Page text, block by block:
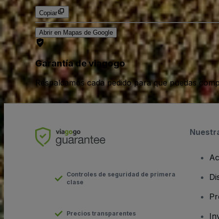
Copiar
Abrir en Mapas de Google
Garantía de viagogo
Respaldamos cada pedido para que puedas
Controles de seguridad de primera
clase
Precios transparentes